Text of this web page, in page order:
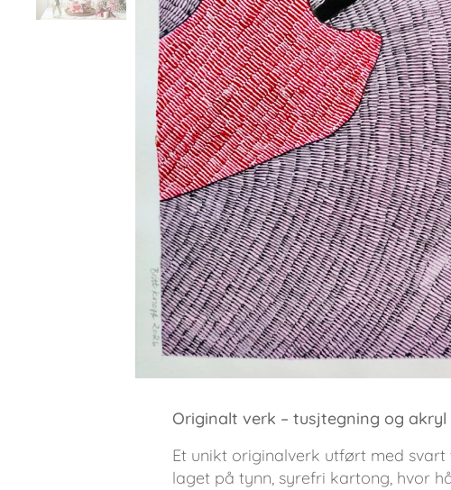
Originalt verk – tusjtegning og akryl
Et unikt originalverk utført med
laget på tynn, syrefri kartong, hvor